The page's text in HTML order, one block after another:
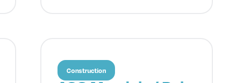
Construction